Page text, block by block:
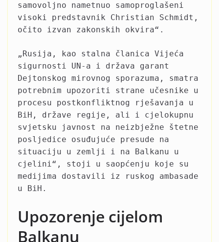
samovoljno nametnuo samoproglašeni
visoki predstavnik Christian Schmidt,
očito izvan zakonskih okvira“.
„Rusija, kao stalna članica Vijeća
sigurnosti UN-a i država garant
Dejtonskog mirovnog sporazuma, smatra
potrebnim upozoriti strane učesnike u
procesu postkonfliktnog rješavanja u
BiH, države regije, ali i cjelokupnu
svjetsku javnost na neizbježne štetne
posljedice osuđujuće presude na
situaciju u zemlji i na Balkanu u
cjelini“, stoji u saopćenju koje su
medijima dostavili iz ruskog ambasade
u BiH.
Upozorenje cijelom
Balkanu